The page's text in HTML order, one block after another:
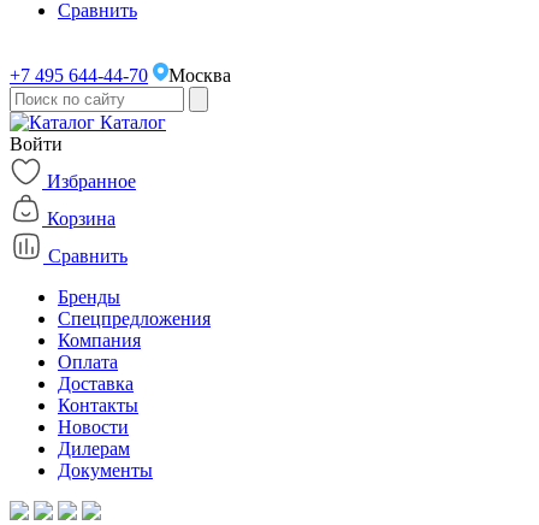
Сравнить
+7 495 644-44-70 Москва
Каталог
Войти
Избранное
Корзина
Сравнить
Бренды
Спецпредложения
Компания
Оплата
Доставка
Контакты
Новости
Дилерам
Документы